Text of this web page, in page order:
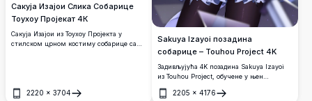
Сакуја Изајои Слика Собарице
Тоухоу Пројекат 4К
Сакуја Изајои из Тоухоу Пројекта у
стилском црном костиму собарице са
2220 × 3704
Отвори
Sakuya Izayoi позадина
собарице – Touhou Project 4K
Задивљујућа 4K позадина Sakuya Izayoi
из Touhou Project, обучене у њен
сребрним ножевима са својим
2205 × 4176
Отвори